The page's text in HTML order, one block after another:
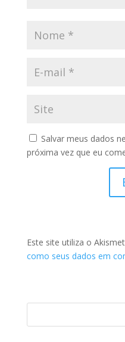
Salvar meus dados
próxima vez que eu
Este site utiliza o
como seus dados em